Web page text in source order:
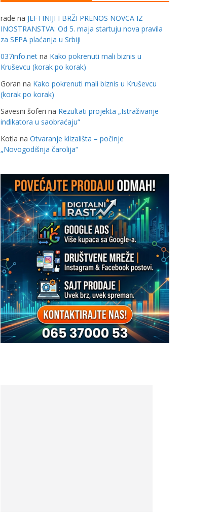
rade na JEFTINIJI I BRŽI PRENOS NOVCA IZ
INOSTRANSTVA: Od 5. maja startuju nova pravila
za SEPA plaćanja u Srbiji
037info.net na Kako pokrenuti mali biznis u
Kruševcu (korak po korak)
Goran na Kako pokrenuti mali biznis u Kruševcu
(korak po korak)
Savesni šoferi na Rezultati projekta „Istraživanje
indikatora u saobraćaju“
Kotla na Otvaranje klizališta – počinje
„Novogodišnja čarolija“